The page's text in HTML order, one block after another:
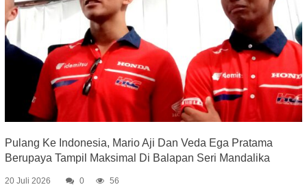
Pulang Ke Indonesia, Mario Aji Dan Veda Ega Pratama
Berupaya Tampil Maksimal Di Balapan Seri Mandalika
20 Juli 2026 0 56